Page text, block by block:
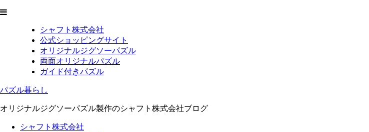
シャフト株式会社
公式ショッピングサイト
オリジナルジグソーパズル
両面オリジナルパズル
ガイド付きパズル
パズル暮らし
オリジナルジグソーパズル製作のシャフト株式会社ブログ
シャフト株式会社